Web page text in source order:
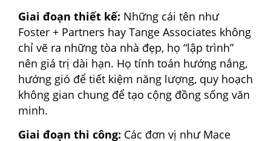
Giai đoạn thiết kế: Những cái tên như
Foster + Partners hay Tange Associates không
chỉ vẽ ra những tòa nhà đẹp, họ “lập trình”
nên giá trị dài hạn. Họ tính toán hướng nắng,
hướng gió để tiết kiệm năng lượng, quy hoạch
không gian chung để tạo cộng đồng sống văn
minh.
Giai đoạn thi công: Các đơn vị như Mace